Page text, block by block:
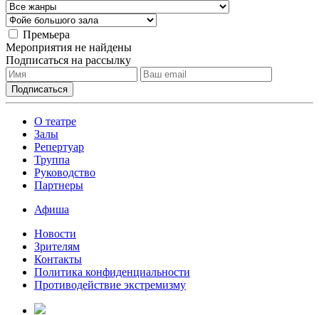
Премьера
Мероприятия не найдены
Подписаться на рассылку
О театре
Залы
Репертуар
Труппа
Руководство
Партнеры
Афиша
Новости
Зрителям
Контакты
Политика конфиденциальности
Противодействие экстремизму